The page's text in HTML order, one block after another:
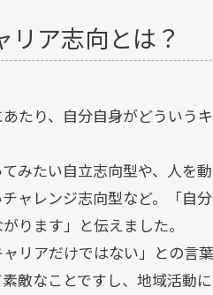
リア志向とは？
たり、自分自身がどういう
みたい自立志向型や、人を
ャレンジ志向型など。「自
ります」と伝えました。
リアだけではない」との言葉
素敵なことですし、地域活